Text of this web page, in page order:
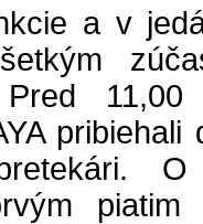
a v
piatim